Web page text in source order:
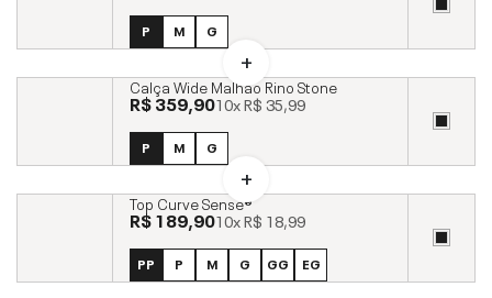
P M G
Calça Wide Malhão Rino Stone
R$ 359,9010xR$ 35,99
P M G
Top Curve Sense®
R$ 189,9010xR$ 18,99
PP P M G GG EG